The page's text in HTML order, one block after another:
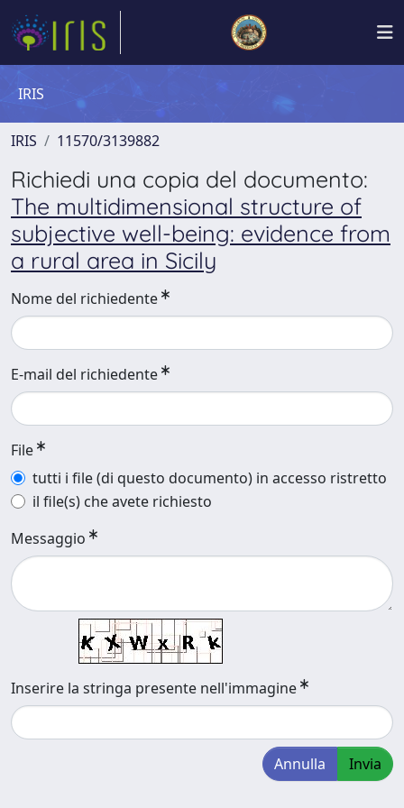
IRIS
IRIS 11570/3139882
Richiedi una copia del documento:
The multidimensional structure of
subjective well-being: evidence from
a rural area in Sicily
Nome del richiedente
E-mail del richiedente
File
tutti i file (di questo documento) in accesso ristretto
il file(s) che avete richiesto
Messaggio
Inserire la stringa presente nell'immagine
Annulla Invia